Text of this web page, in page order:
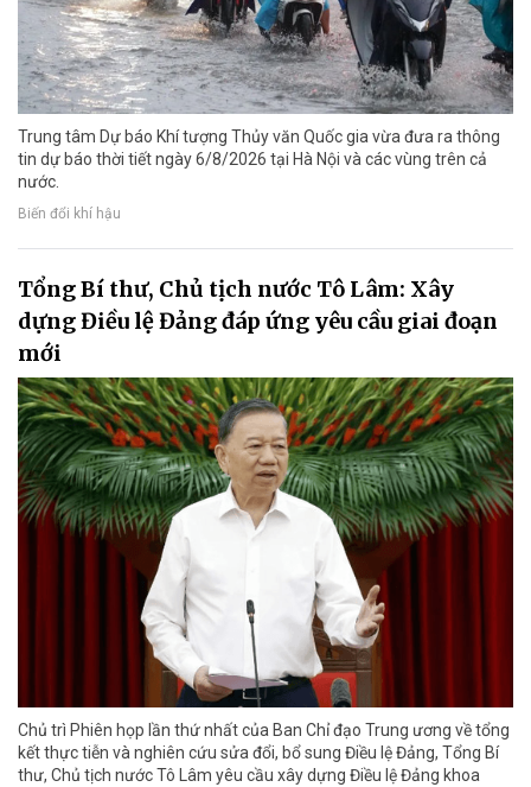
Trung tâm Dự báo Khí tượng Thủy văn Quốc gia vừa đưa ra thông
tin dự báo thời tiết ngày 6/8/2026 tại Hà Nội và các vùng trên cả
nước.
Biến đổi khí hậu
Tổng Bí thư, Chủ tịch nước Tô Lâm: Xây
dựng Điều lệ Đảng đáp ứng yêu cầu giai đoạn
mới
Chủ trì Phiên họp lần thứ nhất của Ban Chỉ đạo Trung ương về tổng
kết thực tiễn và nghiên cứu sửa đổi, bổ sung Điều lệ Đảng, Tổng Bí
thư, Chủ tịch nước Tô Lâm yêu cầu xây dựng Điều lệ Đảng khoa